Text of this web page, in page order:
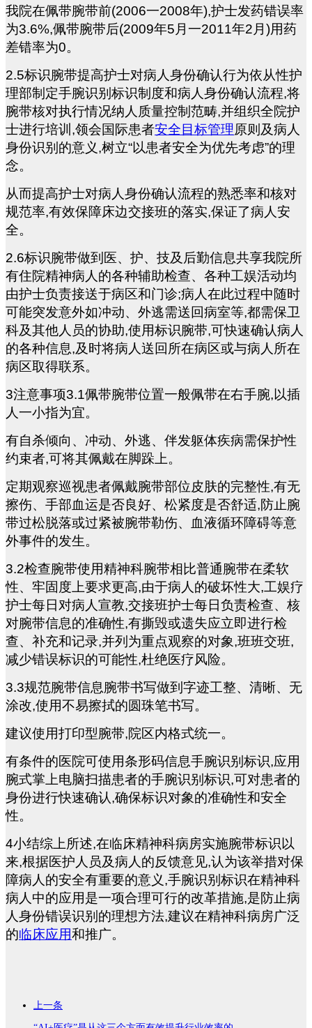
我院在佩带腕带前(2006一2008年),护士发药错误率
为3.6%,佩带腕带后(2009年5月一2011年2月)用药
差错率为0。
2.5标识腕带提高护士对病人身份确认行为依从性护
理部制定手腕识别标识制度和病人身份确认流程,将
腕带核对执行情况纳人质量控制范畴,并组织全院护
士进行培训,领会国际患者安全目标管理原则及病人
身份识别的意义,树立“以患者安全为优先考虑”的理
念。
从而提高护士对病人身份确认流程的熟悉率和核对
规范率,有效保障床边交接班的落实,保证了病人安
全。
2.6标识腕带做到医、护、技及后勤信息共享我院所
有住院精神病人的各种辅助检查、各种工娱活动均
由护士负责接送于病区和门诊;病人在此过程中随时
可能突发意外如冲动、外逃需送回病室等,都需保卫
科及其他人员的协助,使用标识腕带,可快速确认病人
的各种信息,及时将病人送回所在病区或与病人所在
病区取得联系。
3注意事项3.1佩带腕带位置一般佩带在右手腕,以插
人一小指为宜。
有自杀倾向、冲动、外逃、伴发躯体疾病需保护性
约束者,可将其佩戴在脚跺上。
定期观察巡视患者佩戴腕带部位皮肤的完整性,有无
擦伤、手部血运是否良好、松紧度是否舒适,防止腕
带过松脱落或过紧被腕带勒伤、血液循环障碍等意
外事件的发生。
3.2检查腕带使用精神科腕带相比普通腕带在柔软
性、牢固度上要求更高,由于病人的破坏性大,工娱疗
护士每日对病人宣教,交接班护士每日负责检查、核
对腕带信息的准确性,有撕毁或遗失应立即进行检
查、补充和记录,并列为重点观察的对象,班班交班,
减少错误标识的可能性,杜绝医疗风险。
3.3规范腕带信息腕带书写做到字迹工整、清晰、无
涂改,使用不易擦拭的圆珠笔书写。
建议使用打印型腕带,院区内格式统一。
有条件的医院可使用条形码信息手腕识别标识,应用
腕式掌上电脑扫描患者的手腕识别标识,可对患者的
身份进行快速确认,确保标识对象的准确性和安全
性。
4小结综上所述,在临床精神科病房实施腕带标识以
来,根据医护人员及病人的反馈意见,认为该举措对保
障病人的安全有重要的意义,手腕识别标识在精神科
病人中的应用是一项合理可行的改革措施,是防止病
人身份错误识别的理想方法,建议在精神科病房广泛
的临床应用和推广。
上一条